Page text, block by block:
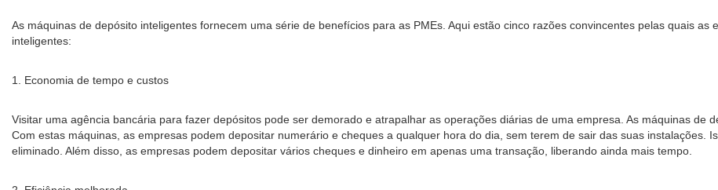
As máquinas de depósito inteligentes fornecem uma série de benefícios para as PMEs. Aqui estão cinco razões convincentes pelas quais
inteligentes:
1. Economia de tempo e custos
Visitar uma agência bancária para fazer depósitos pode ser demorado e atrapalhar as operações diárias de uma empresa. As máquinas de
Com estas máquinas, as empresas podem depositar numerário e cheques a qualquer hora do dia, sem terem de sair das suas instalações.
eliminado. Além disso, as empresas podem depositar vários cheques e dinheiro em apenas uma transação, liberando ainda mais tempo.